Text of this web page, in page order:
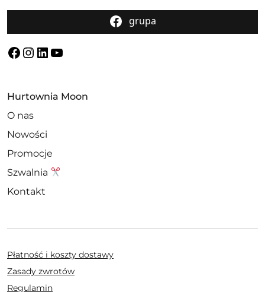
grupa
Facebook
Instagram
LinkedIn
YouTube
Hurtownia Moon
O nas
Nowości
Promocje
Szwalnia
Kontakt
Płatność i koszty dostawy
Zasady zwrotów
Regulamin